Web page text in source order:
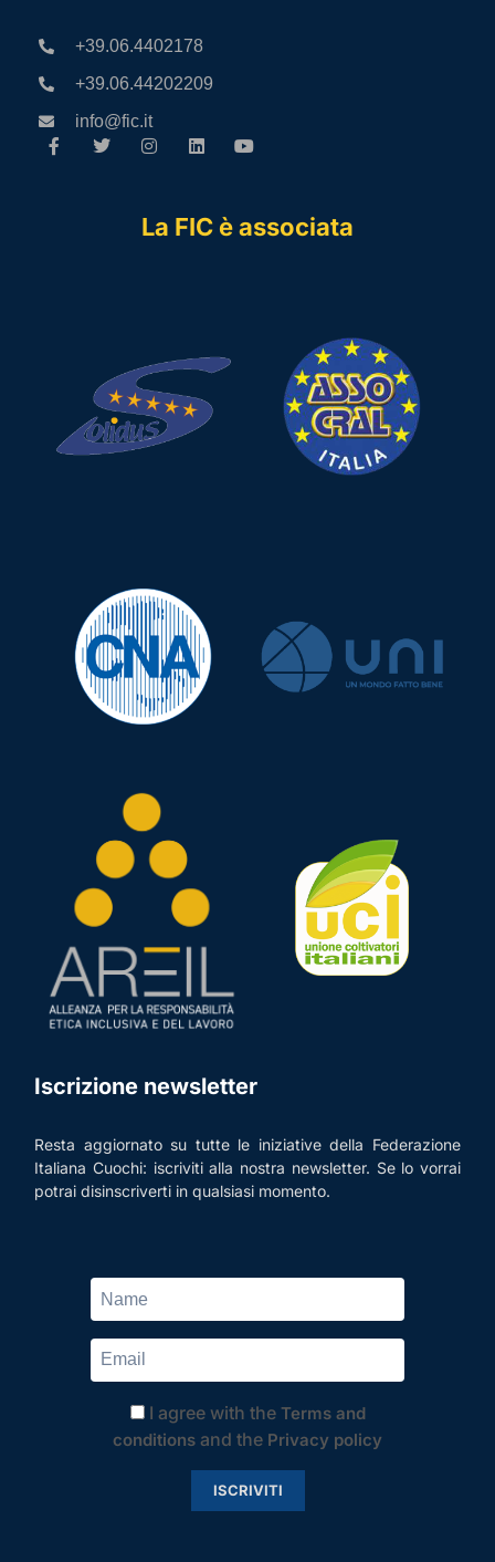
+39.06.4402178
+39.06.44202209
info@fic.it
La FIC è associata
Iscrizione newsletter
Resta aggiornato su tutte le iniziative della Federazione
Italiana Cuochi: iscriviti alla nostra newsletter. Se lo vorrai
potrai disinscriverti in qualsiasi momento.
I agree with the Terms and
conditions and the Privacy policy
ISCRIVITI